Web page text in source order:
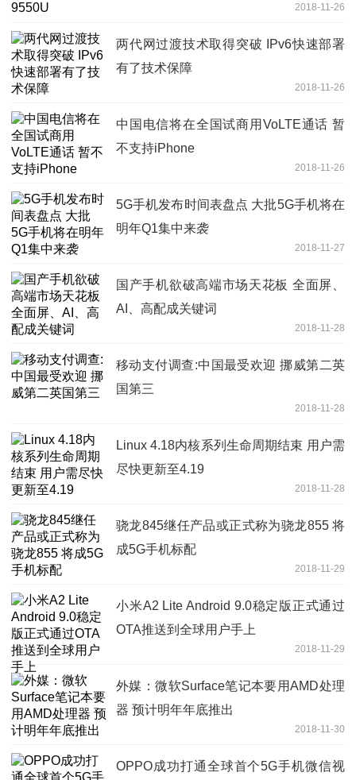
2018-11-26
两代网过渡技术取得突破 IPv6快速部署
有了技术保障
2018-11-26
中国电信将在全国试商用VoLTE通话 暂
不支持iPhone
2018-11-26
5G手机发布时间表盘点 大批5G手机将在
明年Q1集中来袭
2018-11-27
国产手机欲破高端市场天花板 全面屏、
AI、高配成关键词
2018-11-28
移动支付调查:中国最受欢迎 挪威第二英
国第三
2018-11-28
Linux 4.18内核系列生命周期结束 用户需
尽快更新至4.19
2018-11-28
骁龙845继任产品或正式称为骁龙855 将
成5G手机标配
2018-11-29
小米A2 Lite Android 9.0稳定版正式通过
OTA推送到全球用户手上
2018-11-29
外媒：微软Surface笔记本要用AMD处理
器 预计明年年底推出
2018-11-30
OPPO成功打通全球首个5G手机微信视